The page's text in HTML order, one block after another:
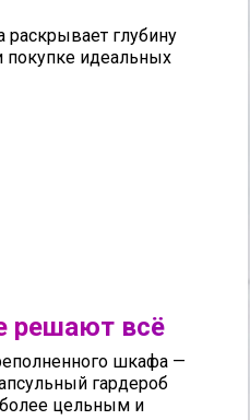
раскрывает глубину
покупке идеальных
решают всё
шкафа —
гардероб
цельным и